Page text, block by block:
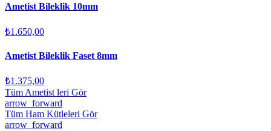
Ametist Bileklik 10mm
₺1.650,00
Ametist Bileklik Faset 8mm
₺1.375,00
Tüm Ametist leri Gör
arrow_forward
Tüm Ham Kütleleri Gör
arrow_forward